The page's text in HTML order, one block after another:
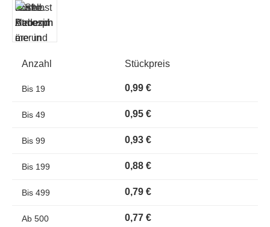
Anzahl Stückpreis
Bis 19 0,99 €
Bis 49 0,95 €
Bis 99 0,93 €
Bis 199 0,88 €
Bis 499 0,79 €
Ab 500 0,77 €